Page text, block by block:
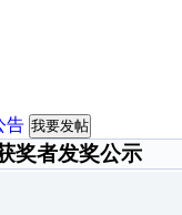
告 我要发帖
奖者发奖公示